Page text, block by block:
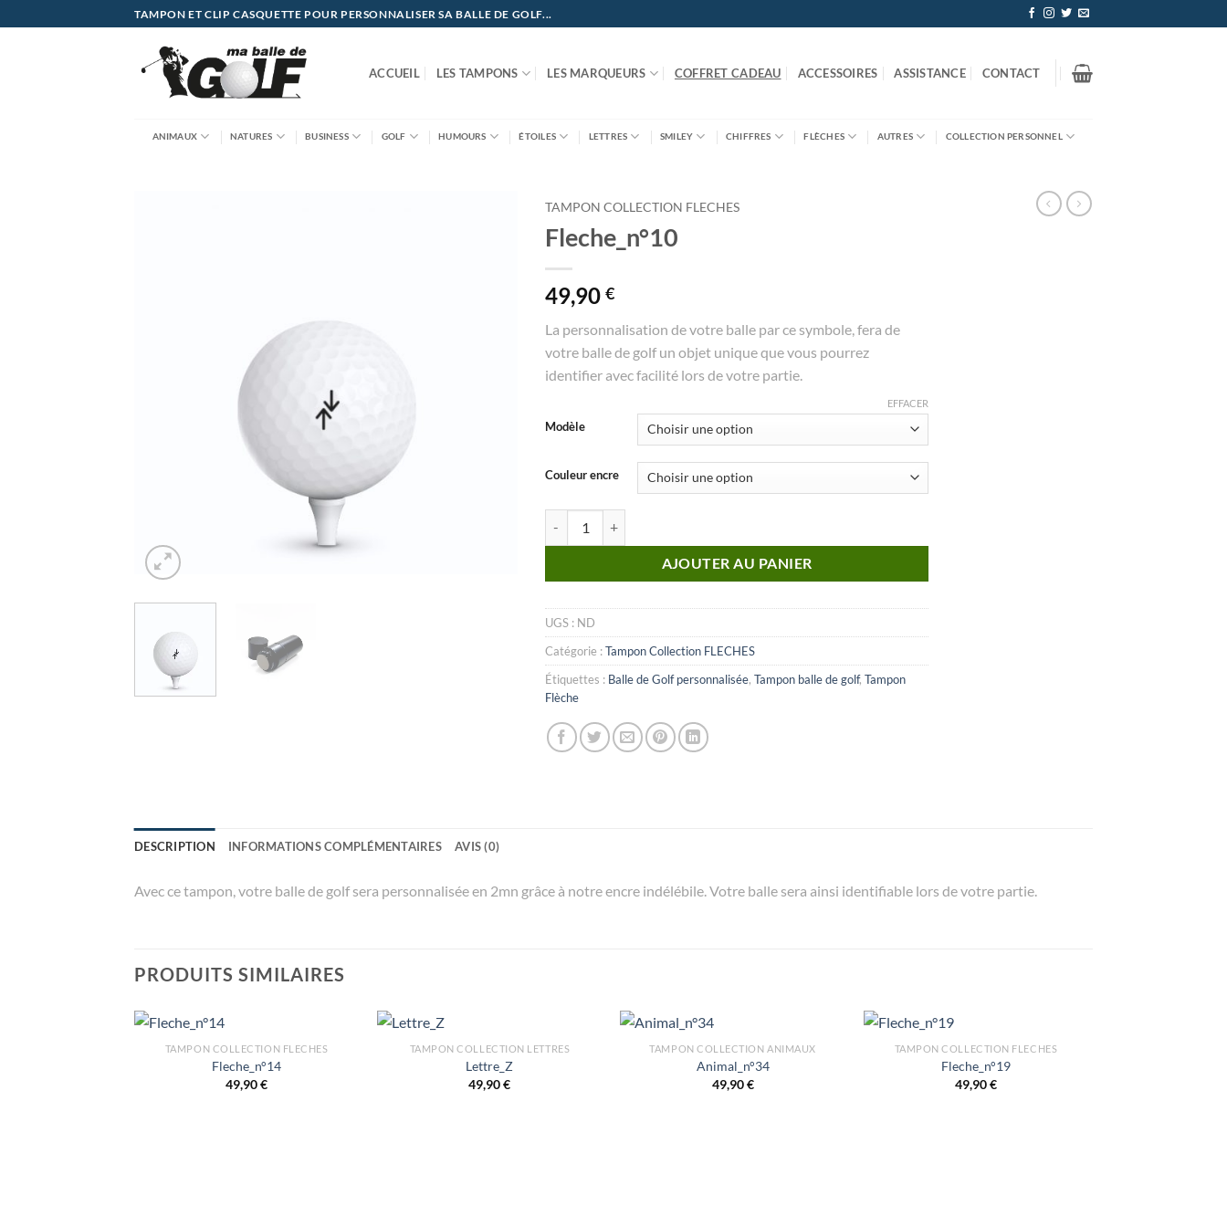
au
TAMPON ET CLIP CASQUETTE POUR PERSONNALISER SA BALLE DE GOLF...
ACCUEIL LES TAMPONS LES MARQUEURS COFFRET CADEAU ACCESSOIRES ASSISTANCE CONTACT
ANIMAUX NATURES BUSINESS GOLF HUMOURS ÉTOILES LETTRES SMILEY CHIFFRES FLÈCHES AUTRES COLLECTION PERSONNEL
TAMPON COLLECTION FLECHES
Fleche_n°10
49,90 €
La personnalisation de votre balle par ce symbole, fera de
votre balle de golf un objet unique que vous pourrez
identifier avec facilité lors de votre partie.
Modèle
Couleur encre
EFFACER
AJOUTER AU PANIER
UGS : ND
Catégorie :Tampon Collection FLECHES
Étiquettes : Balle de Golf personnalisée, Tampon balle de golf, Tampon
Flèche
DESCRIPTION INFORMATIONS COMPLÉMENTAIRES AVIS (0)
Avec ce tampon, votre balle de golf sera personnalisée en 2mn grâce à notre encre indélébile. Votre balle sera ainsi identifiable lors de votre partie.
PRODUITS SIMILAIRES
TAMPON COLLECTION FLECHES
Fleche_n°14
49,90€
TAMPON COLLECTION LETTRES
Lettre_Z
49,90€
TAMPON COLLECTION ANIMAUX
Animal_n°34
49,90€
TAMPON COLLECTION FLECHES
Fleche_n°19
49,90€